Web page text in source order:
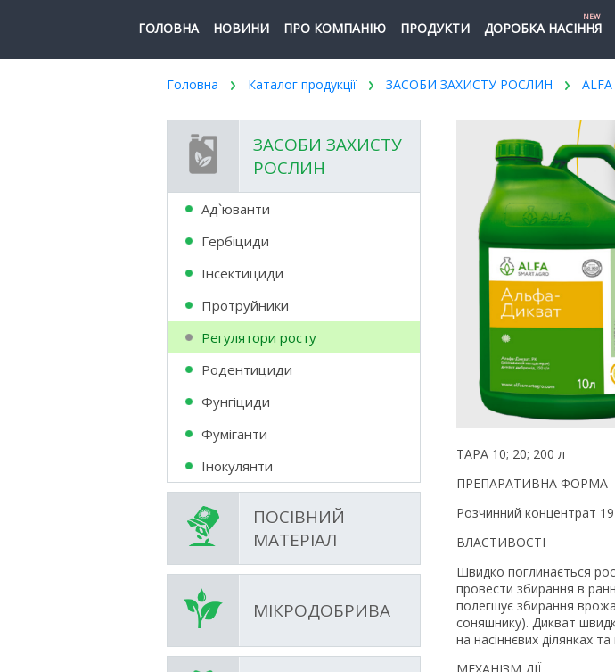
ГОЛОВНА НОВИНИ ПРО КОМПАНІЮ ПРОДУКТИ ДОРОБКА НАСІННЯ
NEW
Головна Каталог продукції ЗАСОБИ ЗАХИСТУ РОСЛИН
ЗАСОБИ ЗАХИСТУ
РОСЛИН
Ад`юванти
Гербіциди
Інсектициди
Протруйники
Регулятори росту
Родентициди
Фунгіциди
Фумiганти
Інокулянти
ПОСІВНИЙ
МАТЕРІАЛ
МІКРОДОБРИВА
ТАРА 10; 20; 200 л
ПРЕПАРАТИВНА ФОРМА
Розчинний концентрат
ВЛАСТИВОСТІ
Швидко поглинається
провести збирання в
полегшує збирання
соняшнику). Дикват
на насіннєвих ділянках